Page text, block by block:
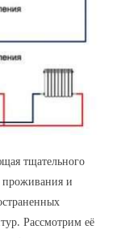
тщательного
и
Рассмотрим её